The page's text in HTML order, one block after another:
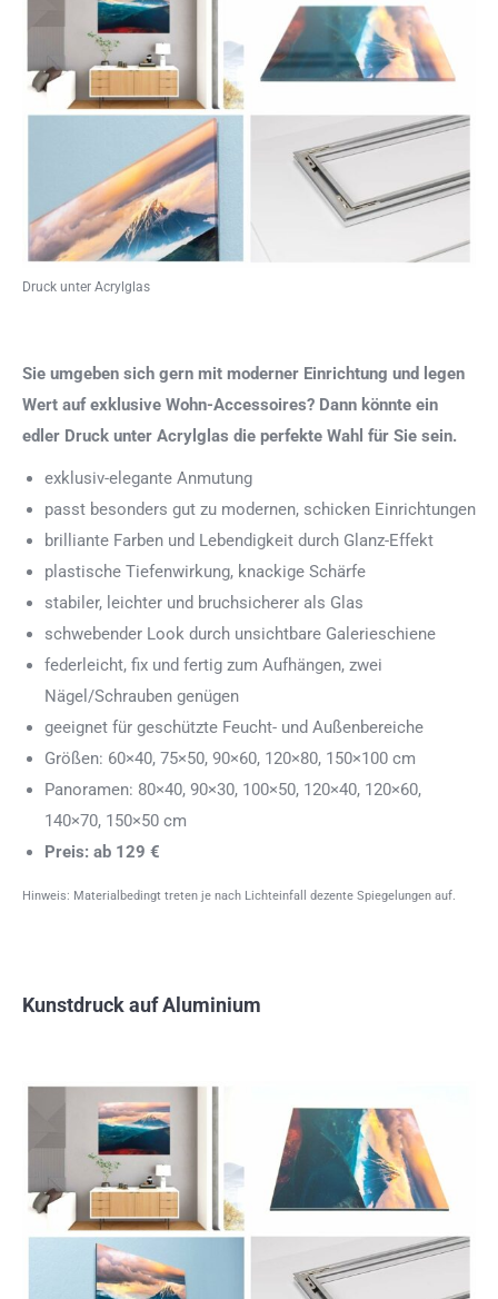
Druck unter Acrylglas
Sie umgeben sich gern mit moderner Einrichtung und legen
Wert auf exklusive Wohn-Accessoires? Dann könnte ein
edler Druck unter Acrylglas die perfekte Wahl für Sie sein.
exklusiv-elegante Anmutung
passt besonders gut zu modernen, schicken Einrichtungen
brilliante Farben und Lebendigkeit durch Glanz-Effekt
plastische Tiefenwirkung, knackige Schärfe
stabiler, leichter und bruchsicherer als Glas
schwebender Look durch unsichtbare Galerieschiene
federleicht, fix und fertig zum Aufhängen, zwei
Nägel/Schrauben genügen
geeignet für geschützte Feucht- und Außenbereiche
Größen: 60×40, 75×50, 90×60, 120×80, 150×100 cm
Panoramen: 80×40, 90×30, 100×50, 120×40, 120×60,
140×70, 150×50 cm
Preis: ab 129 €
Hinweis: Materialbedingt treten je nach Lichteinfall dezente Spiegelungen auf.
Kunstdruck auf Aluminium